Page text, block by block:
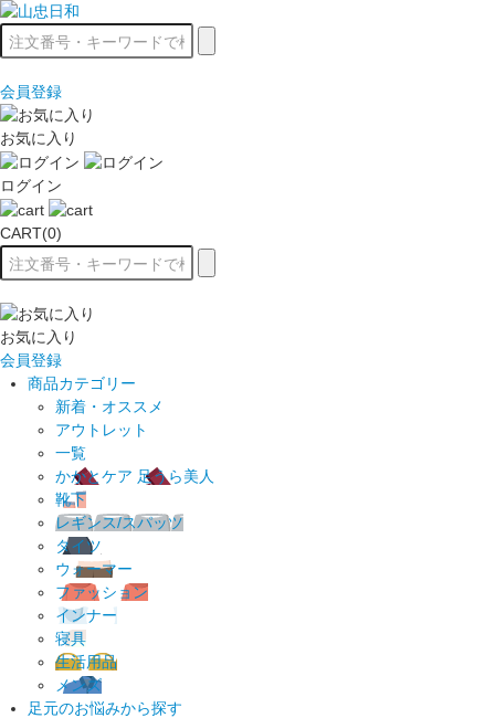
会員登録
お気に入り
ログイン
CART(0)
お気に入り
会員登録
商品カテゴリー
新着・オススメ
アウトレット
一覧
かかとケア 足うら美人
靴下
レギンス/スパッツ
タイツ
ウォーマー
ファッション
インナー
寝具
生活用品
メンズ
足元のお悩みから探す